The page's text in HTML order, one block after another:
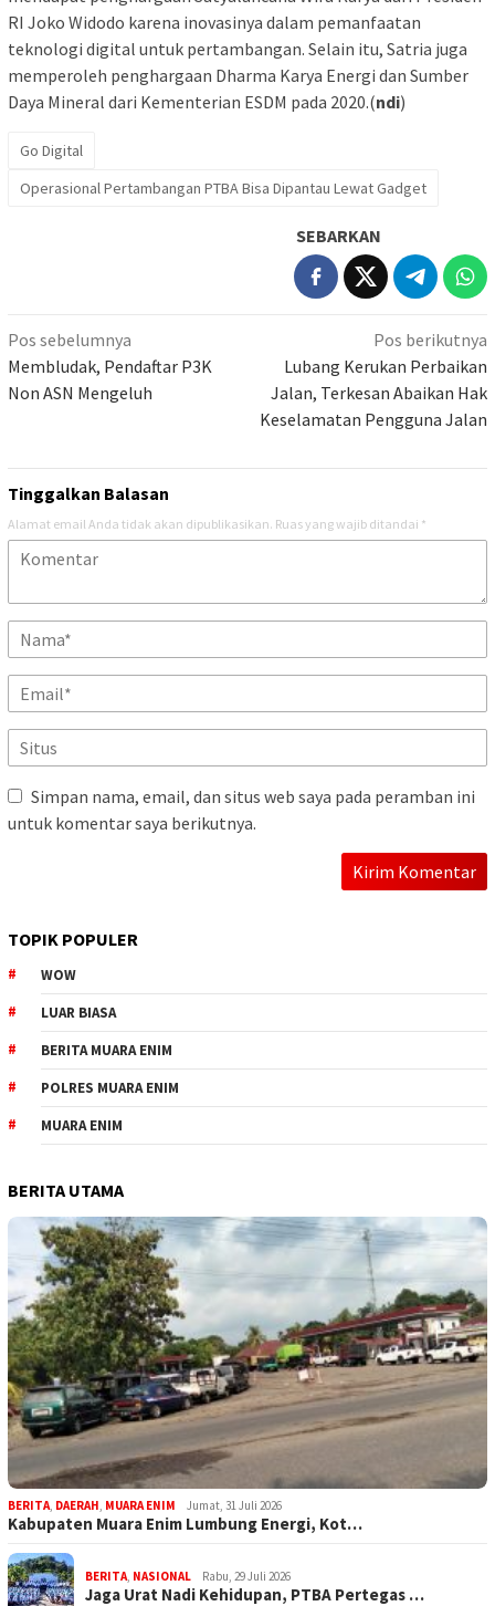
RI Joko Widodo karena inovasinya dalam pemanfaatan
teknologi digital untuk pertambangan. Selain itu, Satria juga
memperoleh penghargaan Dharma Karya Energi dan Sumber
Daya Mineral dari Kementerian ESDM pada 2020.(ndi)
Go Digital
Operasional Pertambangan PTBA Bisa Dipantau Lewat Gadget
SEBARKAN
Navigasi
pos
Pos sebelumnya
Membludak, Pendaftar P3K
Non ASN Mengeluh
Pos berikutnya
Lubang Kerukan Perbaikan
Jalan, Terkesan Abaikan Hak
Keselamatan Pengguna Jalan
Tinggalkan Balasan
Alamat email Anda tidak akan dipublikasikan. Ruas yang wajib ditandai *
Simpan nama, email, dan situs web saya pada peramban ini
untuk komentar saya berikutnya.
TOPIK POPULER
WOW
LUAR BIASA
BERITA MUARA ENIM
POLRES MUARA ENIM
MUARA ENIM
BERITA UTAMA
BERITA, DAERAH, MUARA ENIM Jumat, 31 Juli 2026
Kabupaten Muara Enim Lumbung Energi, Kot…
BERITA, NASIONAL Rabu, 29 Juli 2026
Jaga Urat Nadi Kehidupan, PTBA Pertegas …